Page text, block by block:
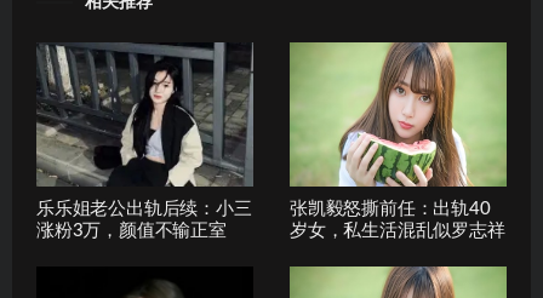
乐乐姐老公出轨后续：小三
涨粉3万，颜值不输正室
张凯毅怒撕前任：出轨40
岁女，私生活混乱似罗志祥